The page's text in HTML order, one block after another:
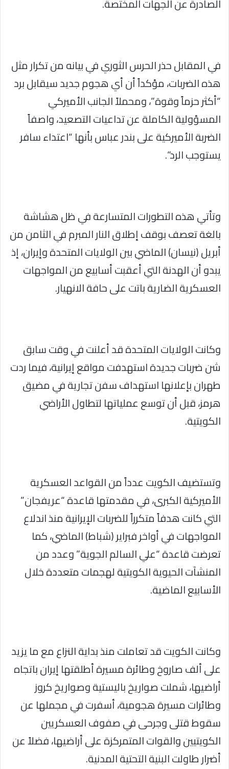
الصادرة عن الجهات المختصة.
في المقابل حذر الحرس الثوري في بيانه من تكرار مثل
هذه الضربات، مؤكداً أن أي هجوم جديد سيقابل برد
“أكثر حزماً وقوة”، ومحملاً الجانب الأميركي
المسؤولية الكاملة عن تداعيات التصعيد، واصفاً
الضربة الأميركية على بندر عباس بأنها “اعتداء سافر
يستوجب الرد”.
وتأتي هذه التطورات المتسارعة في ظل هشاشة
بالغة تعصف بوقف إطلاق النار المبرم في الثامن من
أبريل (نيسان) الماضي بين الولايات المتحدة وإيران، إذ
يبدو أن الهدنة التي أعقبت أسابيع من المواجهات
العسكرية الضارية باتت على حافة الانهيار.
وكانت الولايات المتحدة قد أعلنت في وقت سابق
شن ضربات جديدة استهدفت مواقع إيرانية، فيما ردت
طهران بإعلانها استهداف سفن تجارية في مضيق
هرمز، قبل أن توسع عملياتها لتطاول الأراضي
الكويتية.
وتستضيف الكويت عدداً من القواعد العسكرية
الأميركية الكبرى، في مقدمتها قاعدة “عريفجان”
التي كانت هدفاً متكرراً للضربات الإيرانية منذ اندلاع
المواجهات في أواخر فبراير (شباط) الماضي، كما
تعرضت قاعدة “علي السالم الجوية” وعدد من
المنشآت الحيوية الكويتية لهجمات متعددة خلال
الأسابيع الماضية.
وكانت الكويت قد تعاملت منذ بداية النزاع مع ما يزيد
على ألف صاروخ وطائرة مسيرة أطلقتها إيران باتجاه
أراضيها، شملت صواريخ باليستية وصواريخ كروز
وطائرات مسيرة هجومية، أسفرت في مجملها عن
سقوط قتلى وجرحى في صفوف العسكريين
الكويتيين والقوات المتمركزة على أراضيها، فضلاً عن
أضرار طاولت البنية التحتية المدنية.